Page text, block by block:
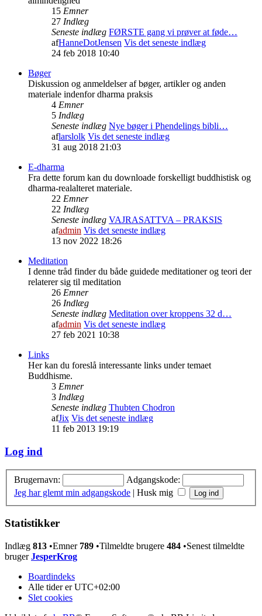
15 Emner
27 Indlæg
Seneste indlæg FØRSTE gang vi prøver at føde…
afHanneDotJensen Vis det seneste indlæg
24 feb 2018 10:40
Bøger
Diskussion og anmeldelser af bøger, artikler og anden
materiale indenfor dharma praksis
4 Emner
5 Indlæg
Seneste indlæg Nye bøger i Phendelings bibli…
aflarslolk Vis det seneste indlæg
31 aug 2018 21:03
E-dharma
Fra dette forum kan du downloade forskelligt buddhistisk og
dharma-realalteret materiale.
22 Emner
22 Indlæg
Seneste indlæg VAJRASATTVA – PRAKSIS
afadmin Vis det seneste indlæg
13 nov 2022 18:26
Meditation
I denne tråd finder du både guidede meditationer og teori der
relaterer sig til meditation
26 Emner
26 Indlæg
Seneste indlæg Meditation over kroppens 32 d…
afadmin Vis det seneste indlæg
27 feb 2021 10:38
Links
Her kan du foreslå interessante links under temaet
Buddhisme.
3 Emner
3 Indlæg
Seneste indlæg Thubten Chodron
afJix Vis det seneste indlæg
11 feb 2013 19:19
Log ind
Brugernavn:
Adgangskode:
Jeg har glemt min adgangskode | Husk mig
Statistikker
Indlæg 813 •Emner 789 •Tilmeldte brugere 484 •Senest tilmeldte
brugerJesperKrog
Boardindeks
Alle tider erUTC+02:00
Slet cookies